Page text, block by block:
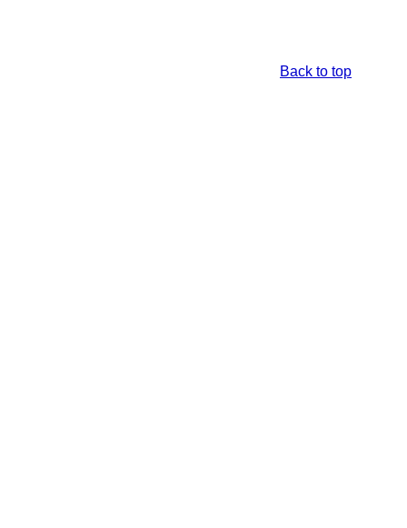
Back to top